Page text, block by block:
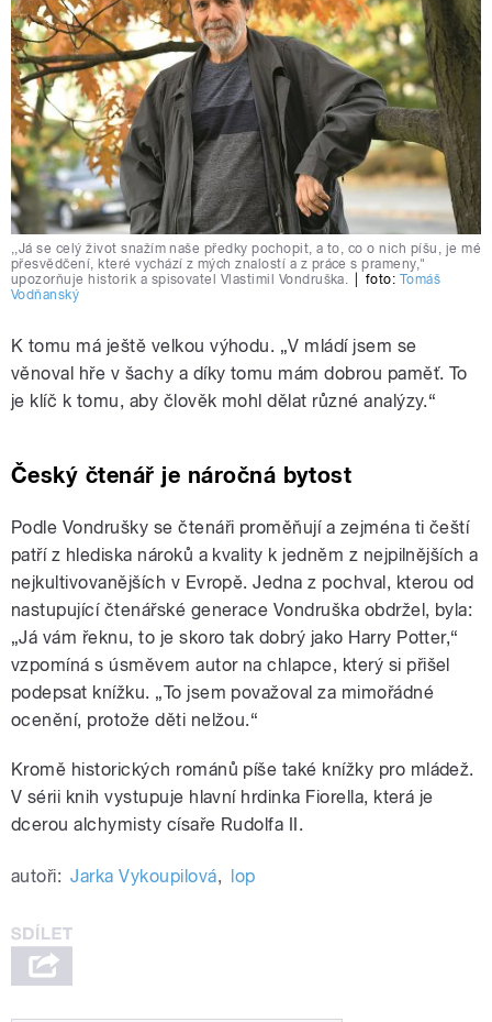
,,Já se celý život snažím naše předky pochopit, a to, co o nich píšu, je mé
přesvědčení, které vychází z mých znalostí a z práce s prameny,"
upozorňuje historik a spisovatel Vlastimil Vondruška.
foto: Tomáš
Vodňanský
K tomu má ještě velkou výhodu. „V mládí jsem se
věnoval hře v šachy a díky tomu mám dobrou paměť. To
je klíč k tomu, aby člověk mohl dělat různé analýzy.“
Český čtenář je náročná bytost
Podle Vondrušky se čtenáři proměňují a zejména ti čeští
patří z hlediska nároků a kvality k jedněm z nejpilnějších a
nejkultivovanějších v Evropě. Jedna z pochval, kterou od
nastupující čtenářské generace Vondruška obdržel, byla:
„Já vám řeknu, to je skoro tak dobrý jako Harry Potter,“
vzpomíná s úsměvem autor na chlapce, který si přišel
podepsat knížku. „To jsem považoval za mimořádné
ocenění, protože děti nelžou.“
Kromě historických románů píše také knížky pro mládež.
V sérii knih vystupuje hlavní hrdinka Fiorella, která je
dcerou alchymisty císaře Rudolfa II.
autoři: Jarka Vykoupilová, lop